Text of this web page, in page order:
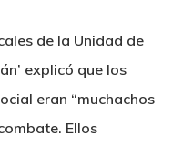
de la Unidad de
explicó que los
eran “muchachos
Ellos